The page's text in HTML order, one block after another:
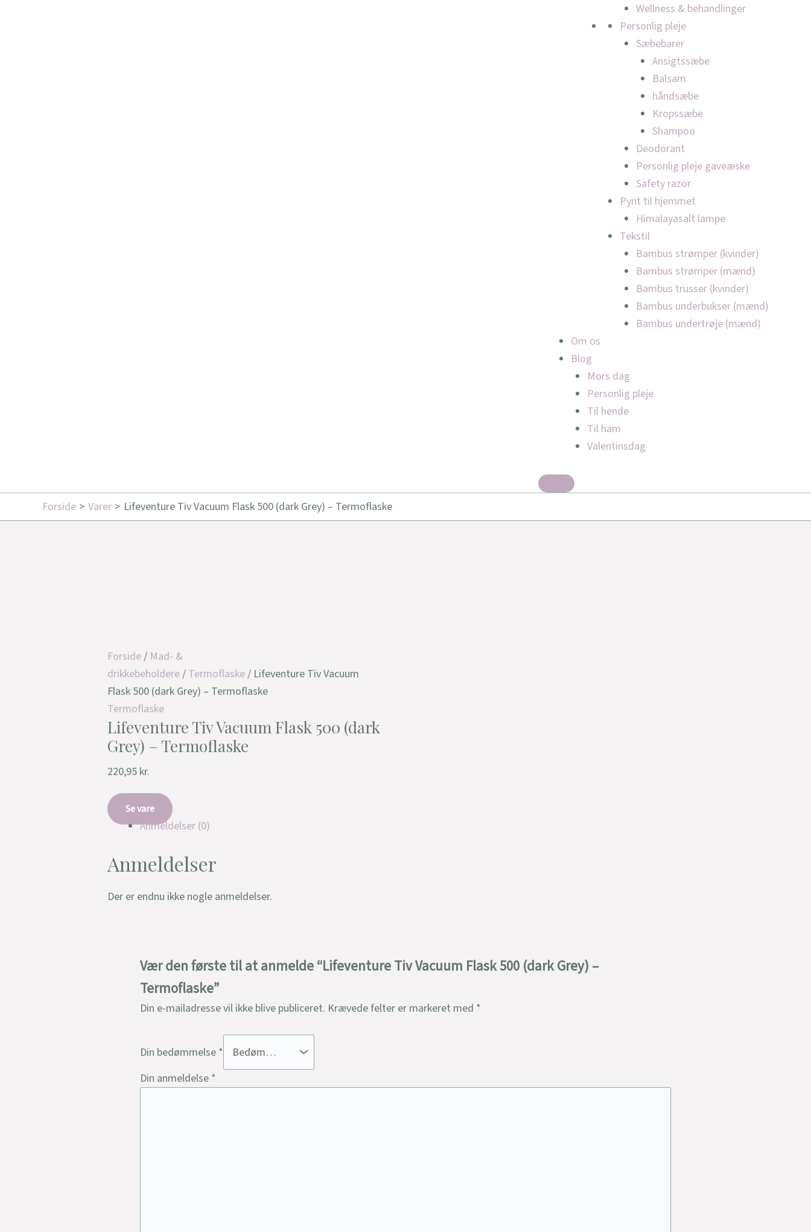
Wellness & behandlinger
Personlig pleje
Sæbebarer
Ansigtssæbe
Balsam
håndsæbe
Kropssæbe
Shampoo
Deodorant
Personlig pleje gaveæske
Safety razor
Pynt til hjemmet
Himalayasalt lampe
Tekstil
Bambus strømper (kvinder)
Bambus strømper (mænd)
Bambus trusser (kvinder)
Bambus underbukser (mænd)
Bambus undertrøje (mænd)
Om os
Blog
Mors dag
Personlig pleje
Til hende
Til ham
Valentinsdag
Forside Varer Lifeventure Tiv Vacuum Flask 500 (dark Grey) – Termoflaske
Forside/ Mad- &
drikkebeholdere/ Termoflaske/ Lifeventure Tiv Vacuum
Flask 500 (dark Grey) – Termoflaske
Termoflaske
Lifeventure Tiv Vacuum Flask 500 (dark
Grey) – Termoflaske
220,95 kr.
Se vare
Anmeldelser (0)
Anmeldelser
Der er endnu ikke nogle anmeldelser.
Vær den første til at anmelde “Lifeventure Tiv Vacuum Flask 500 (dark Grey) –
Termoflaske”
Din e-mailadresse vil ikke blive publiceret. Krævede felter er markeret med *
Din bedømmelse *
Din anmeldelse *